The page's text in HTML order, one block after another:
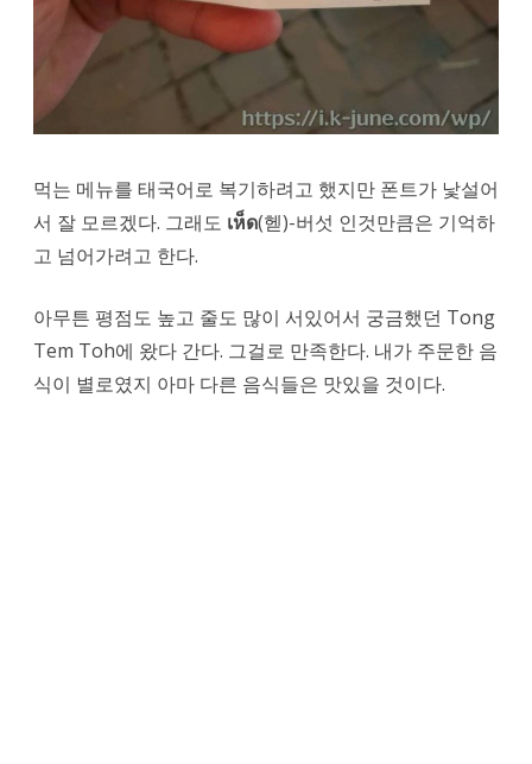
먹는 메뉴를 태국어로 복기하려고 했지만 폰트가 낯설어
서 잘 모르겠다. 그래도 เห็ด(헫)-버섯 인것만큼은 기억하
고 넘어가려고 한다.
아무튼 평점도 높고 줄도 많이 서있어서 궁금했던 Tong
Tem Toh에 왔다 간다. 그걸로 만족한다. 내가 주문한 음
식이 별로였지 아마 다른 음식들은 맛있을 것이다.